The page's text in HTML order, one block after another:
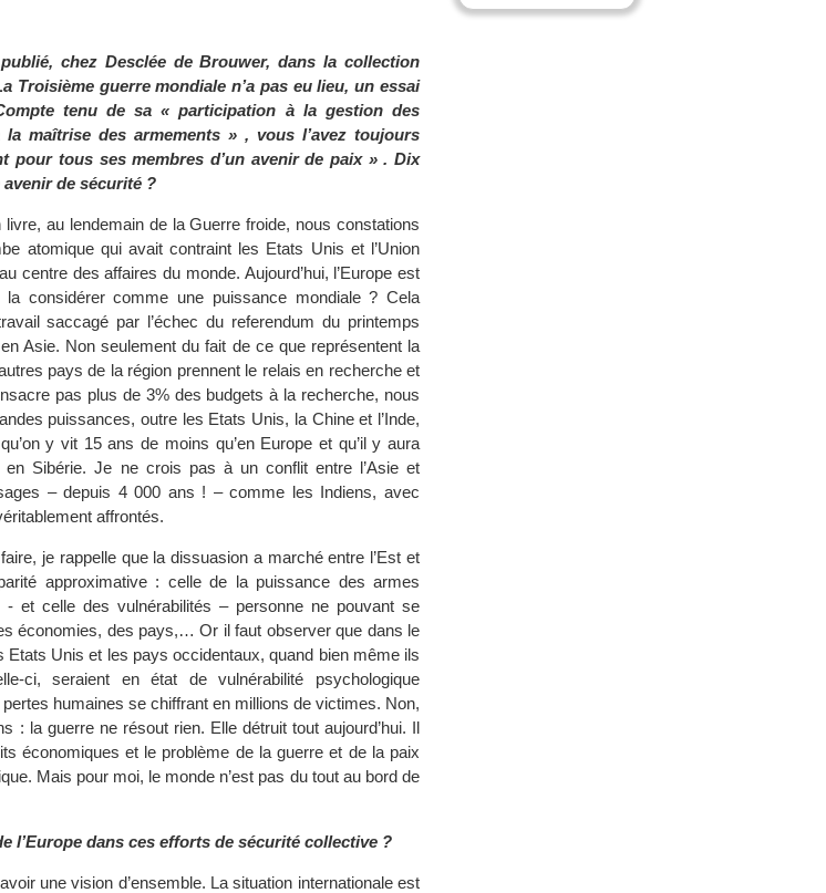
chez Desclée de Brouwer, dans la collection
Troisième guerre mondiale n’a pas eu lieu, un essai
tenu de sa « participation à la gestion des
maîtrise des armements » , vous l’avez toujours
pour tous ses membres d’un avenir de paix » . Dix
de sécurité ?
au lendemain de la Guerre froide, nous constations
atomique qui avait contraint les Etats Unis et l’Union
centre des affaires du monde. Aujourd’hui, l’Europe est
considérer comme une puissance mondiale ? Cela
saccagé par l’échec du referendum du printemps
Asie. Non seulement du fait de ce que représentent la
pays de la région prennent le relais en recherche et
pas plus de 3% des budgets à la recherche, nous
puissances, outre les Etats Unis, la Chine et l’Inde,
y vit 15 ans de moins qu’en Europe et qu’il y aura
Sibérie. Je ne crois pas à un conflit entre l’Asie et
– depuis 4 000 ans ! – comme les Indiens, avec
affrontés.
je rappelle que la dissuasion a marché entre l’Est et
approximative : celle de la puissance des armes
celle des vulnérabilités – personne ne pouvant se
économies, des pays,… Or il faut observer que dans le
Etats Unis et les pays occidentaux, quand bien même ils
ci, seraient en état de vulnérabilité psychologique
humaines se chiffrant en millions de victimes. Non,
: la guerre ne résout rien. Elle détruit tout aujourd’hui. Il
économiques et le problème de la guerre et de la paix
Mais pour moi, le monde n’est pas du tout au bord de
l’Europe dans ces efforts de sécurité collective ?
une vision d’ensemble. La situation internationale est